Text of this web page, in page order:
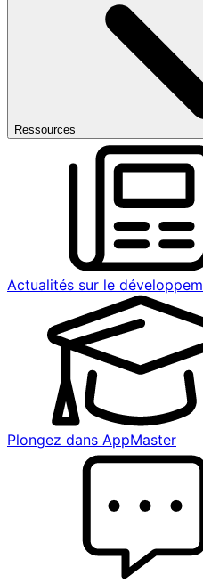
Ressources
Actualités sur le
Plongez dans AppMaster